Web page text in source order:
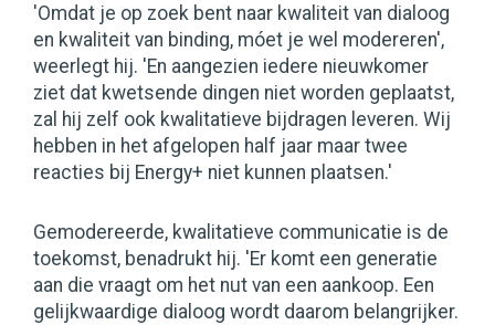
'Omdat je op zoek bent naar kwaliteit van dialoog
en kwaliteit van binding, móet je wel modereren',
weerlegt hij. 'En aangezien iedere nieuwkomer
ziet dat kwetsende dingen niet worden geplaatst,
zal hij zelf ook kwalitatieve bijdragen leveren. Wij
hebben in het afgelopen half jaar maar twee
reacties bij Energy+ niet kunnen plaatsen.'
Gemodereerde, kwalitatieve communicatie is de
toekomst, benadrukt hij. 'Er komt een generatie
aan die vraagt om het nut van een aankoop. Een
gelijkwaardige dialoog wordt daarom belangrijker.